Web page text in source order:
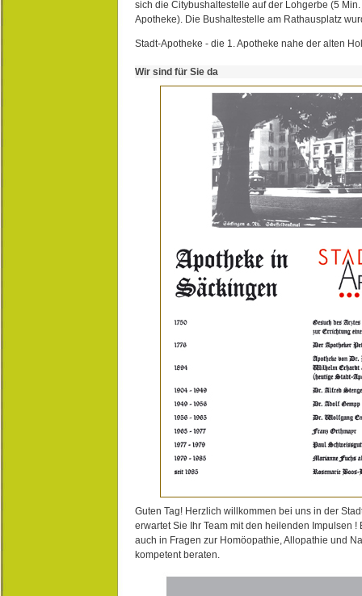
sich die Citybushaltestelle auf der Lohgerbe (5
Apotheke). Die Bushaltestelle am Rathausplatz
Stadt-Apotheke - die 1. Apotheke nahe der alten
Wir sind für Sie da
Guten Tag! Herzlich willkommen bei uns in der
erwartet Sie Ihr Team mit den heilenden Impulsen !
auch in Fragen zur Homöopathie, Allopathie und
kompetent beraten.